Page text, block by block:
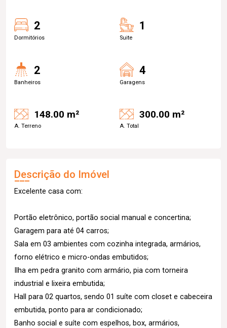
2
Dormitórios
1
Suite
2
Banheiros
4
Garagens
148.00 m²
A. Terreno
300.00 m²
A. Total
Descrição do Imóvel
Excelente casa com:
Portão eletrônico, portão social manual e concertina;
Garagem para até 04 carros;
Sala em 03 ambientes com cozinha integrada, armários,
forno elétrico e micro-ondas embutidos;
Ilha em pedra granito com armário, pia com torneira
industrial e lixeira embutida;
Hall para 02 quartos, sendo 01 suíte com closet e cabeceira
embutida, ponto para ar condicionado;
Banho social e suíte com espelhos, box, armários,